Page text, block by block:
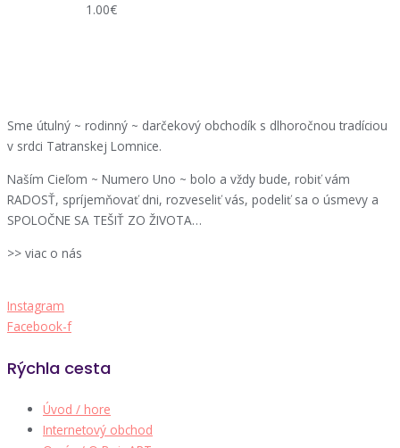
1.00€
Sme útulný ~ rodinný ~ darčekový obchodík s dlhoročnou tradíciou
v srdci Tatranskej Lomnice.
Naším Cieľom ~ Numero Uno ~ bolo a vždy bude, robiť vám
RADOSŤ, spríjemňovať dni, rozveseliť vás, podeliť sa o úsmevy a
SPOLOČNE SA TEŠIŤ ZO ŽIVOTA…
>> viac o nás
Instagram
Facebook-f
Rýchla cesta
Úvod / hore
Internetový obchod